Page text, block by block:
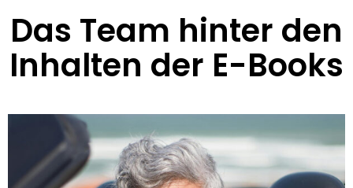
Das Team hinter den
Inhalten der E-Books